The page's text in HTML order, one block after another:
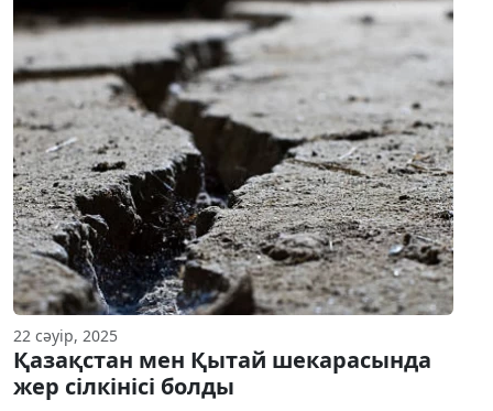
22 сәуір, 2025
Қазақстан мен Қытай шекарасында
жер сілкінісі болды